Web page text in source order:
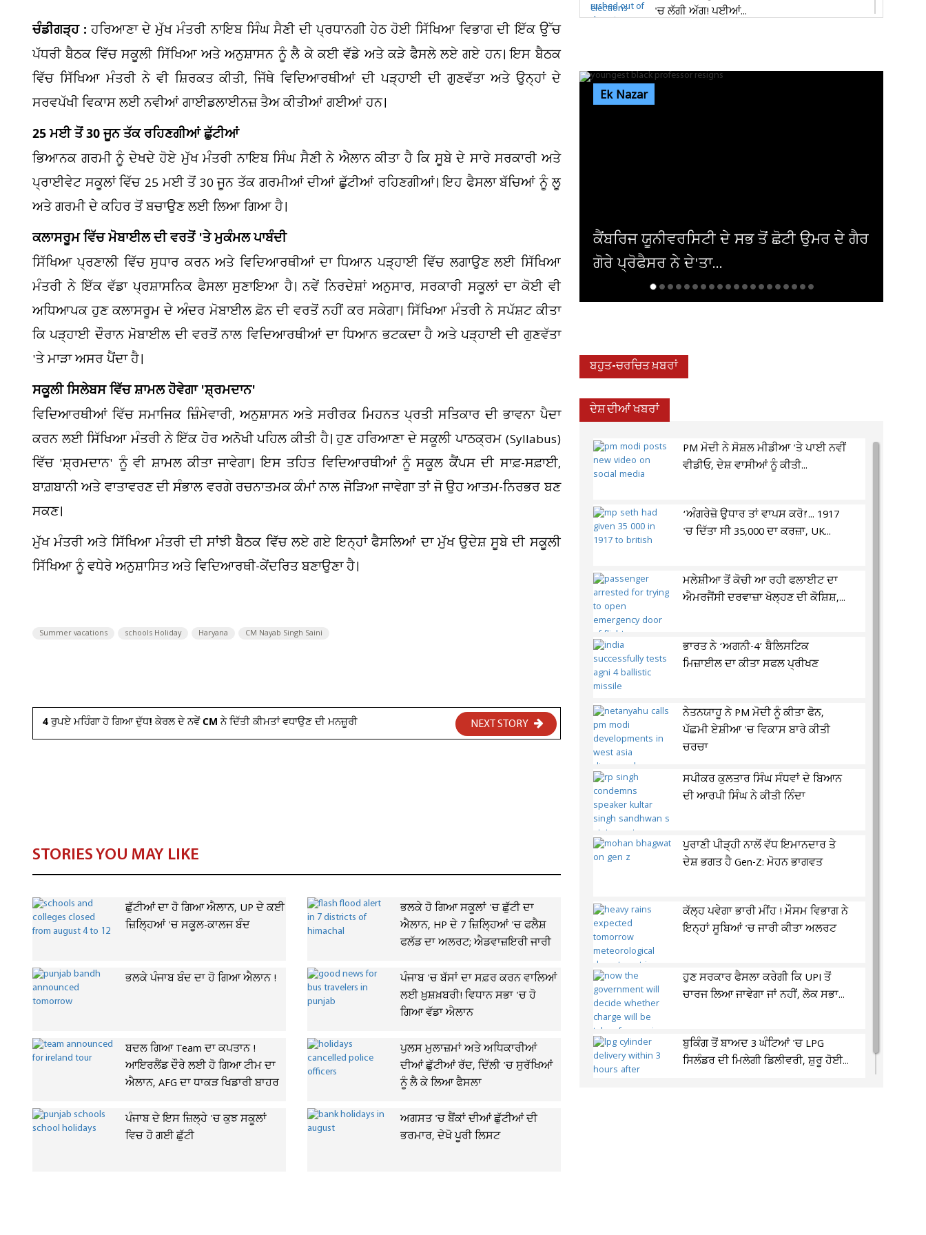
ਚੰਡੀਗੜ੍ਹ : ਹਰਿਆਣਾ ਦੇ ਮੁੱਖ ਮੰਤਰੀ ਨਾਇਬ ਸਿੰਘ ਸੈਣੀ ਦੀ ਪ੍ਰਧਾਨਗੀ ਹੇਠ ਹੋਈ ਸਿੱਖਿਆ ਵਿਭਾਗ ਦੀ ਇੱਕ ਉੱਚ
ਪੱਧਰੀ ਬੈਠਕ ਵਿੱਚ ਸਕੂਲੀ ਸਿੱਖਿਆ ਅਤੇ ਅਨੁਸ਼ਾਸਨ ਨੂੰ ਲੈ ਕੇ ਕਈ ਵੱਡੇ ਅਤੇ ਕੜੇ ਫੈਸਲੇ ਲਏ ਗਏ ਹਨ। ਇਸ ਬੈਠਕ
ਵਿੱਚ ਸਿੱਖਿਆ ਮੰਤਰੀ ਨੇ ਵੀ ਸ਼ਿਰਕਤ ਕੀਤੀ, ਜਿੱਥੇ ਵਿਦਿਆਰਥੀਆਂ ਦੀ ਪੜ੍ਹਾਈ ਦੀ ਗੁਣਵੱਤਾ ਅਤੇ ਉਨ੍ਹਾਂ ਦੇ
ਸਰਵਪੱਖੀ ਵਿਕਾਸ ਲਈ ਨਵੀਆਂ ਗਾਈਡਲਾਈਨਜ਼ ਤੈਅ ਕੀਤੀਆਂ ਗਈਆਂ ਹਨ।
25 ਮਈ ਤੋਂ 30 ਜੂਨ ਤੱਕ ਰਹਿਣਗੀਆਂ ਛੁੱਟੀਆਂ
ਭਿਆਨਕ ਗਰਮੀ ਨੂੰ ਦੇਖਦੇ ਹੋਏ ਮੁੱਖ ਮੰਤਰੀ ਨਾਇਬ ਸਿੰਘ ਸੈਣੀ ਨੇ ਐਲਾਨ ਕੀਤਾ ਹੈ ਕਿ ਸੂਬੇ ਦੇ ਸਾਰੇ ਸਰਕਾਰੀ ਅਤੇ
ਪ੍ਰਾਈਵੇਟ ਸਕੂਲਾਂ ਵਿੱਚ 25 ਮਈ ਤੋਂ 30 ਜੂਨ ਤੱਕ ਗਰਮੀਆਂ ਦੀਆਂ ਛੁੱਟੀਆਂ ਰਹਿਣਗੀਆਂ। ਇਹ ਫੈਸਲਾ ਬੱਚਿਆਂ ਨੂੰ ਲੂ
ਅਤੇ ਗਰਮੀ ਦੇ ਕਹਿਰ ਤੋਂ ਬਚਾਉਣ ਲਈ ਲਿਆ ਗਿਆ ਹੈ।
ਕਲਾਸਰੂਮ ਵਿੱਚ ਮੋਬਾਈਲ ਦੀ ਵਰਤੋਂ 'ਤੇ ਮੁਕੰਮਲ ਪਾਬੰਦੀ
ਸਿੱਖਿਆ ਪ੍ਰਣਾਲੀ ਵਿੱਚ ਸੁਧਾਰ ਕਰਨ ਅਤੇ ਵਿਦਿਆਰਥੀਆਂ ਦਾ ਧਿਆਨ ਪੜ੍ਹਾਈ ਵਿੱਚ ਲਗਾਉਣ ਲਈ ਸਿੱਖਿਆ
ਮੰਤਰੀ ਨੇ ਇੱਕ ਵੱਡਾ ਪ੍ਰਸ਼ਾਸਨਿਕ ਫੈਸਲਾ ਸੁਣਾਇਆ ਹੈ। ਨਵੇਂ ਨਿਰਦੇਸ਼ਾਂ ਅਨੁਸਾਰ, ਸਰਕਾਰੀ ਸਕੂਲਾਂ ਦਾ ਕੋਈ ਵੀ
ਅਧਿਆਪਕ ਹੁਣ ਕਲਾਸਰੂਮ ਦੇ ਅੰਦਰ ਮੋਬਾਈਲ ਫ਼ੋਨ ਦੀ ਵਰਤੋਂ ਨਹੀਂ ਕਰ ਸਕੇਗਾ। ਸਿੱਖਿਆ ਮੰਤਰੀ ਨੇ ਸਪੱਸ਼ਟ ਕੀਤਾ
ਕਿ ਪੜ੍ਹਾਈ ਦੌਰਾਨ ਮੋਬਾਈਲ ਦੀ ਵਰਤੋਂ ਨਾਲ ਵਿਦਿਆਰਥੀਆਂ ਦਾ ਧਿਆਨ ਭਟਕਦਾ ਹੈ ਅਤੇ ਪੜ੍ਹਾਈ ਦੀ ਗੁਣਵੱਤਾ
'ਤੇ ਮਾੜਾ ਅਸਰ ਪੈਂਦਾ ਹੈ।
ਸਕੂਲੀ ਸਿਲੇਬਸ ਵਿੱਚ ਸ਼ਾਮਲ ਹੋਵੇਗਾ 'ਸ਼੍ਰਮਦਾਨ'
ਵਿਦਿਆਰਥੀਆਂ ਵਿੱਚ ਸਮਾਜਿਕ ਜ਼ਿੰਮੇਵਾਰੀ, ਅਨੁਸ਼ਾਸਨ ਅਤੇ ਸਰੀਰਕ ਮਿਹਨਤ ਪ੍ਰਤੀ ਸਤਿਕਾਰ ਦੀ ਭਾਵਨਾ ਪੈਦਾ
ਕਰਨ ਲਈ ਸਿੱਖਿਆ ਮੰਤਰੀ ਨੇ ਇੱਕ ਹੋਰ ਅਨੋਖੀ ਪਹਿਲ ਕੀਤੀ ਹੈ। ਹੁਣ ਹਰਿਆਣਾ ਦੇ ਸਕੂਲੀ ਪਾਠਕ੍ਰਮ (Syllabus)
ਵਿੱਚ 'ਸ਼੍ਰਮਦਾਨ' ਨੂੰ ਵੀ ਸ਼ਾਮਲ ਕੀਤਾ ਜਾਵੇਗਾ। ਇਸ ਤਹਿਤ ਵਿਦਿਆਰਥੀਆਂ ਨੂੰ ਸਕੂਲ ਕੈਂਪਸ ਦੀ ਸਾਫ਼-ਸਫ਼ਾਈ,
ਬਾਗ਼ਬਾਨੀ ਅਤੇ ਵਾਤਾਵਰਣ ਦੀ ਸੰਭਾਲ ਵਰਗੇ ਰਚਨਾਤਮਕ ਕੰਮਾਂ ਨਾਲ ਜੋੜਿਆ ਜਾਵੇਗਾ ਤਾਂ ਜੋ ਉਹ ਆਤਮ-ਨਿਰਭਰ ਬਣ
ਸਕਣ।
ਮੁੱਖ ਮੰਤਰੀ ਅਤੇ ਸਿੱਖਿਆ ਮੰਤਰੀ ਦੀ ਸਾਂਝੀ ਬੈਠਕ ਵਿੱਚ ਲਏ ਗਏ ਇਨ੍ਹਾਂ ਫੈਸਲਿਆਂ ਦਾ ਮੁੱਖ ਉਦੇਸ਼ ਸੂਬੇ ਦੀ ਸਕੂਲੀ
ਸਿੱਖਿਆ ਨੂੰ ਵਧੇਰੇ ਅਨੁਸ਼ਾਸਿਤ ਅਤੇ ਵਿਦਿਆਰਥੀ-ਕੇਂਦਰਿਤ ਬਣਾਉਣਾ ਹੈ।
Summer vacations schools Holiday Haryana CM Nayab Singh Saini
4 ਰੁਪਏ ਮਹਿੰਗਾ ਹੋ ਗਿਆ ਦੁੱਧ! ਕੇਰਲ ਦੇ ਨਵੇਂ CM ਨੇ ਦਿੱਤੀ ਕੀਮਤਾਂ ਵਧਾਉਣ ਦੀ ਮਨਜ਼ੂਰੀ NEXT STORY
STORIES YOU MAY LIKE
ਛੁੱਟੀਆਂ ਦਾ ਹੋ ਗਿਆ ਐਲਾਨ, UP ਦੇ ਕਈ
ਜ਼ਿਲ੍ਹਿਆਂ 'ਚ ਸਕੂਲ-ਕਾਲਜ ਬੰਦ
ਭਲਕੇ ਹੋ ਗਿਆ ਸਕੂਲਾਂ 'ਚ ਛੁੱਟੀ ਦਾ
ਐਲਾਨ, HP ਦੇ 7 ਜ਼ਿਲ੍ਹਿਆਂ 'ਚ ਫਲੈਸ਼
ਫਲੱਡ ਦਾ ਅਲਰਟ; ਐਡਵਾਜ਼ਇਰੀ ਜਾਰੀ
ਭਲਕੇ ਪੰਜਾਬ ਬੰਦ ਦਾ ਹੋ ਗਿਆ ਐਲਾਨ !
ਪੰਜਾਬ 'ਚ ਬੱਸਾਂ ਦਾ ਸਫ਼ਰ ਕਰਨ ਵਾਲਿਆਂ
ਲਈ ਖ਼ੁਸ਼ਖ਼ਬਰੀ! ਵਿਧਾਨ ਸਭਾ 'ਚ ਹੋ
ਗਿਆ ਵੱਡਾ ਐਲਾਨ
ਬਦਲ ਗਿਆ Team ਦਾ ਕਪਤਾਨ !
ਆਇਰਲੈਂਡ ਦੌਰੇ ਲਈ ਹੋ ਗਿਆ ਟੀਮ ਦਾ
ਐਲਾਨ, AFG ਦਾ ਧਾਕੜ ਖਿਡਾਰੀ ਬਾਹਰ
ਪੁਲਸ ਮੁਲਾਜ਼ਮਾਂ ਅਤੇ ਅਧਿਕਾਰੀਆਂ
ਦੀਆਂ ਛੁੱਟੀਆਂ ਰੱਦ, ਦਿੱਲੀ 'ਚ ਸੁਰੱਖਿਆਂ
ਨੂੰ ਲੈ ਕੇ ਲਿਆ ਫੈਸਲਾ
ਪੰਜਾਬ ਦੇ ਇਸ ਜ਼ਿਲ੍ਹੇ 'ਚ ਕੁਝ ਸਕੂਲਾਂ
ਵਿਚ ਹੋ ਗਈ ਛੁੱਟੀ
ਅਗਸਤ 'ਚ ਬੈਂਕਾਂ ਦੀਆਂ ਛੁੱਟੀਆਂ ਦੀ
ਭਰਮਾਰ, ਦੇਖੋ ਪੂਰੀ ਲਿਸਟ
'ਚ ਲੱਗੀ ਅੱਗ! ਪਈਆਂ...
Ek Nazar
ਕੈਂਬਰਿਜ ਯੂਨੀਵਰਸਿਟੀ ਦੇ ਸਭ ਤੋਂ ਛੋਟੀ ਉਮਰ ਦੇ ਗੈਰ
ਗੋਰੇ ਪ੍ਰੋਫੈਸਰ ਨੇ ਦੇ'ਤਾ...
ਅਮਰੀਕਾ ਨੇ ਇਰਾਕੀ ਏਅਰਾਲਾਈਨ ਤੋਂ ਹਟਾਈ
ਪਾਬੰਦੀ
ਬਹੁਤ-ਚਰਚਿਤ ਖ਼ਬਰਾਂ
ਦੇਸ਼ ਦੀਆਂ ਖਬਰਾਂ
PM ਮੋਦੀ ਨੇ ਸੋਸ਼ਲ ਮੀਡੀਆ 'ਤੇ ਪਾਈ ਨਵੀਂ
ਵੀਡੀਓ, ਦੇਸ਼ ਵਾਸੀਆਂ ਨੂੰ ਕੀਤੀ...
‘ਅੰਗਰੇਜ਼ੋ ਉਧਾਰ ਤਾਂ ਵਾਪਸ ਕਰੋ!’... 1917
'ਚ ਦਿੱਤਾ ਸੀ 35,000 ਦਾ ਕਰਜ਼ਾ, UK...
ਮਲੇਸ਼ੀਆ ਤੋਂ ਕੋਚੀ ਆ ਰਹੀ ਫਲਾਈਟ ਦਾ
ਐਮਰਜੈਂਸੀ ਦਰਵਾਜ਼ਾ ਖੋਲ੍ਹਣ ਦੀ ਕੋਸ਼ਿਸ਼,...
ਭਾਰਤ ਨੇ ‘ਅਗਨੀ-4’ ਬੈਲਿਸਟਿਕ
ਮਿਜ਼ਾਈਲ ਦਾ ਕੀਤਾ ਸਫਲ ਪ੍ਰੀਖਣ
ਨੇਤਨਯਾਹੂ ਨੇ PM ਮੋਦੀ ਨੂੰ ਕੀਤਾ ਫੋਨ,
ਪੱਛਮੀ ਏਸ਼ੀਆ 'ਚ ਵਿਕਾਸ ਬਾਰੇ ਕੀਤੀ
ਚਰਚਾ
ਸਪੀਕਰ ਕੁਲਤਾਰ ਸਿੰਘ ਸੰਧਵਾਂ ਦੇ ਬਿਆਨ
ਦੀ ਆਰਪੀ ਸਿੰਘ ਨੇ ਕੀਤੀ ਨਿੰਦਾ
ਪੁਰਾਣੀ ਪੀੜ੍ਹੀ ਨਾਲੋਂ ਵੱਧ ਇਮਾਨਦਾਰ ਤੇ
ਦੇਸ਼ ਭਗਤ ਹੈ Gen-Z: ਮੋਹਨ ਭਾਗਵਤ
ਕੱਲ੍ਹ ਪਵੇਗਾ ਭਾਰੀ ਮੀਂਹ ! ਮੌਸਮ ਵਿਭਾਗ ਨੇ
ਇਨ੍ਹਾਂ ਸੂਬਿਆਂ 'ਚ ਜਾਰੀ ਕੀਤਾ ਅਲਰਟ
ਹੁਣ ਸਰਕਾਰ ਫੈਸਲਾ ਕਰੇਗੀ ਕਿ UPI ਤੋਂ
ਚਾਰਜ ਲਿਆ ਜਾਵੇਗਾ ਜਾਂ ਨਹੀਂ, ਲੋਕ ਸਭਾ...
ਬੁਕਿੰਗ ਤੋਂ ਬਾਅਦ 3 ਘੰਟਿਆਂ 'ਚ LPG
ਸਿਲੰਡਰ ਦੀ ਮਿਲੇਗੀ ਡਿਲੀਵਰੀ, ਸ਼ੁਰੂ ਹੋਈ...